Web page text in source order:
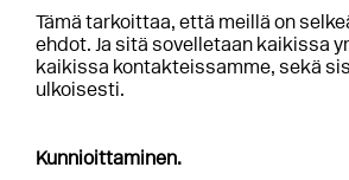
Tämä tarkoittaa, että meillä on
ehdot. Ja sitä sovelletaan kaikissa
kaikissa kontakteissamme, sekä
ulkoisesti.
Kunnioittaminen.